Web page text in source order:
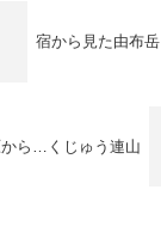
宿から見た由布岳
ら…くじゅう連山